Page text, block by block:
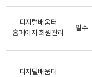
디지털배움터
홈페이지 회원관리
필수
디지털배움터